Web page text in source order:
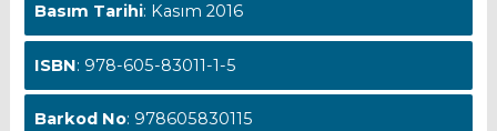
Basım Tarihi: Kasım 2016
ISBN: 978-605-83011-1-5
Barkod No: 978605830115